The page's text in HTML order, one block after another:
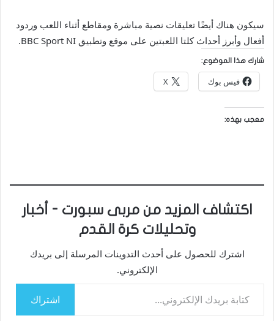
سيكون هناك أيضًا تعليقات نصية مباشرة ومقاطع أثناء اللعب وردود
أفعال وأبرز أحداث كلتا اللعبتين على موقع وتطبيق BBC Sport NI.
شارك هذا الموضوع:
فيس بوك X
معجب بهذه:
اكتشاف المزيد من مربى سبورت - أخبار
وتحليلات كرة القدم
اشترك للحصول على أحدث التدوينات المرسلة إلى بريدك
الإلكتروني.
كتابة بريدك الإلكتروني...
اشتراك